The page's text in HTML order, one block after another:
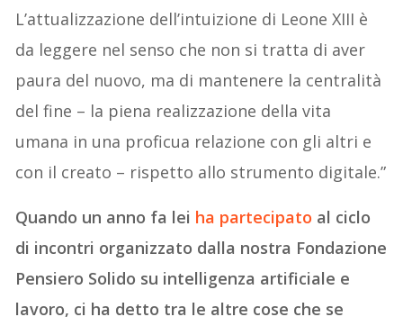
L’attualizzazione dell’intuizione di Leone XIII è
da leggere nel senso che non si tratta di aver
paura del nuovo, ma di mantenere la centralità
del fine – la piena realizzazione della vita
umana in una proficua relazione con gli altri e
con il creato – rispetto allo strumento digitale.”
Quando un anno fa lei ha partecipato al ciclo
di incontri organizzato dalla nostra Fondazione
Pensiero Solido su intelligenza artificiale e
lavoro, ci ha detto tra le altre cose che se